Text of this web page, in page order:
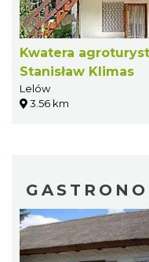
Kwatera
Stanisław Klimas
Lelów
3.56 km